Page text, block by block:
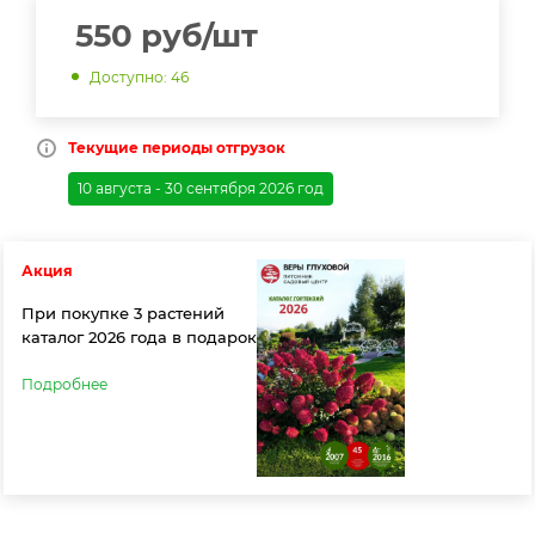
550 руб/шт
Доступно: 46
Текущие периоды отгрузок
10 августа - 30 сентября 2026 год
Акция
При покупке 3 растений
каталог 2026 года в подарок
Подробнее